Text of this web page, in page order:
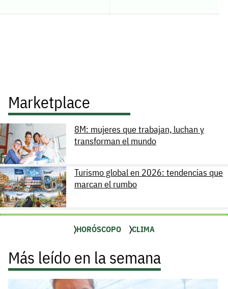
Marketplace
8M: mujeres que trabajan, luchan y
transforman el mundo
Turismo global en 2026: tendencias que
marcan el rumbo
HORÓSCOPO CLIMA
Más leído en la semana